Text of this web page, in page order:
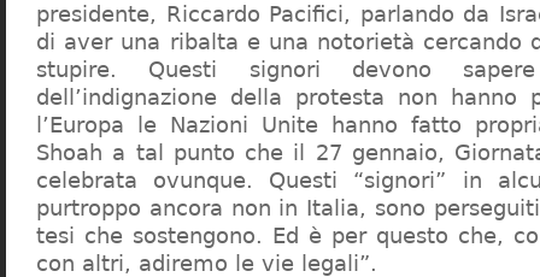
presidente, Riccardo Pacifici, parlando da
di aver una ribalta e una notorietà cercando
stupire. Questi signori devono
dell’indignazione della protesta non hanno
l’Europa le Nazioni Unite hanno fatto
Shoah a tal punto che il 27 gennaio,
celebrata ovunque. Questi “signori” in
purtroppo ancora non in Italia, sono
tesi che sostengono. Ed è per questo che,
con altri, adiremo le vie legali”.